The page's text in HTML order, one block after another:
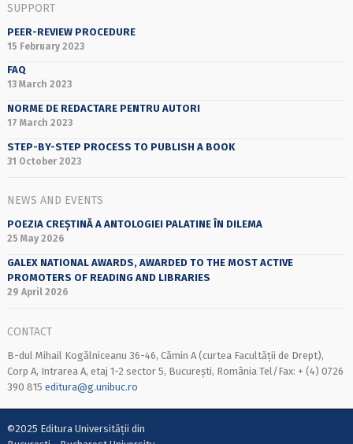
SUPPORT
PEER-REVIEW PROCEDURE
15 February 2023
FAQ
13 March 2023
NORME DE REDACTARE PENTRU AUTORI
17 March 2023
STEP-BY-STEP PROCESS TO PUBLISH A BOOK
31 October 2023
NEWS AND EVENTS
POEZIA CREȘTINĂ A ANTOLOGIEI PALATINE ÎN DILEMA
25 May 2026
GALEX NATIONAL AWARDS, AWARDED TO THE MOST ACTIVE
PROMOTERS OF READING AND LIBRARIES
29 April 2026
CONTACT
B-dul Mihail Kogălniceanu 36-46, Cămin A (curtea Facultății de Drept),
Corp A, Intrarea A, etaj 1-2 sector 5, București, România Tel/Fax: + (4) 0726
390 815 editura@g.unibuc.ro
©2025 Editura Universității din